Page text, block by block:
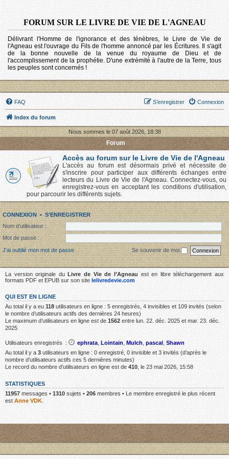
FORUM SUR LE LIVRE DE VIE DE L'AGNEAU
Délivrant l'Homme de l'ignorance et des ténèbres, le Livre de Vie de
l'Agneau est l'ouvrage du Fils de l'homme annoncé par les Écritures. Il s'agit
de la bonne nouvelle de la venue du royaume de Dieu et de
l'accomplissement de la prophétie. D'une extrémité à l'autre de la Terre, tous
les peuples sont concernés !
FAQ Connexion
S’enregistrer
Index du forum
Nous sommes le 07 août 2026, 18:38
Forum
Accès au forum sur le Livre de Vie de l'Agneau
L'accès au forum est désormais privé et nécessite de
s'inscrire pour participer aux différents échanges entre
lecteurs du Livre de Vie de l'Agneau. Connectez-vous, ou
enregistrez-vous en acceptant les conditions d'utilisation,
pour parcourir les différents sujets.
CONNEXION•S’ENREGISTRER
Nom d’utilisateur :
Mot de passe :
J’ai oublié mon mot de passe
Se souvenir de moi
La version originale duLivre de Vie de l’Agneau est en libre téléchargement aux
formats PDF et EPUB sur son site lelivredevie.com
QUI EST EN LIGNE
Au total il y a eu 118 utilisateurs en ligne : 5 enregistrés, 4 invisibles et 109 invités (selon
le nombre d’utilisateurs actifs des dernières 24 heures)
Le maximum d’utilisateurs en ligne est de 1562 entre lun. 22. déc. 2025 et mar. 23. déc.
2025
Utilisateurs enregistrés : ephrata Lointain Mulch pascal Shawn
Au total il y a 3 utilisateurs en ligne : 0 enregistré, 0 invisible et 3 invités (d’après le
nombre d’utilisateurs actifs ces 5 dernières minutes)
Le record du nombre d’utilisateurs en ligne est de 410 , le 23 mai 2026, 15:58
STATISTIQUES
11957 messages • 1310 sujets • 206 membres • Le membre enregistré le plus récent
est Anne VDK